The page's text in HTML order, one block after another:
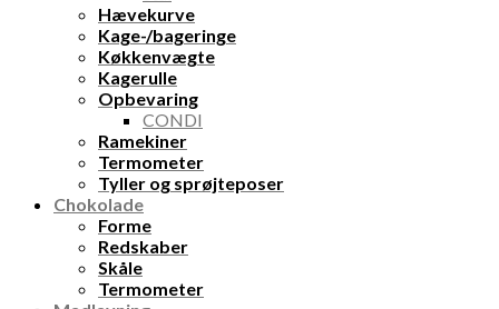
Hævekurve
Kage-/bageringe
Køkkenvægte
Kagerulle
Opbevaring
CONDI
Ramekiner
Termometer
Tyller og sprøjteposer
Chokolade
Forme
Redskaber
Skåle
Termometer